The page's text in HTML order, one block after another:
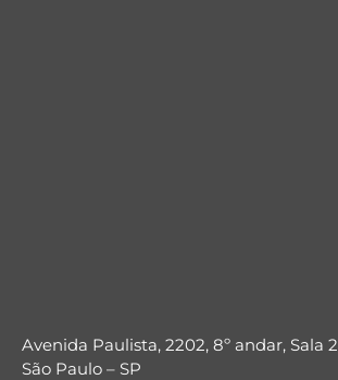
Avenida Paulista, 2202, 8º andar, Sala 2
São Paulo – SP